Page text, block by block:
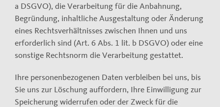
a DSGVO), die Verarbeitung für die Anbahnung,
Begründung, inhaltliche Ausgestaltung oder Änderung
eines Rechtsverhältnisses zwischen Ihnen und uns
erforderlich sind (Art. 6 Abs. 1 lit. b DSGVO) oder eine
sonstige Rechtsnorm die Verarbeitung gestattet.
Ihre personenbezogenen Daten verbleiben bei uns, bis
Sie uns zur Löschung auffordern, Ihre Einwilligung zur
Speicherung widerrufen oder der Zweck für die